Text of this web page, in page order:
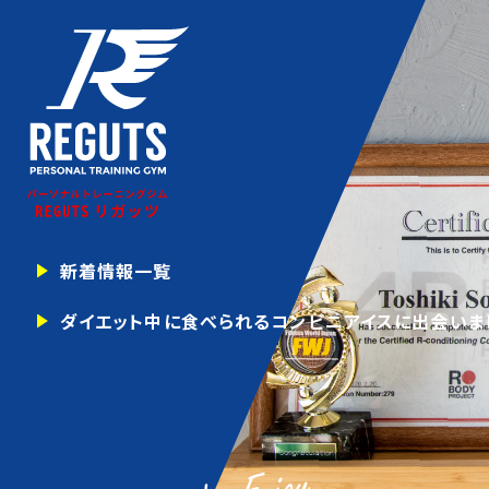
新着情報一覧
ダイエット中に食べられるコンビニアイスに出会いま